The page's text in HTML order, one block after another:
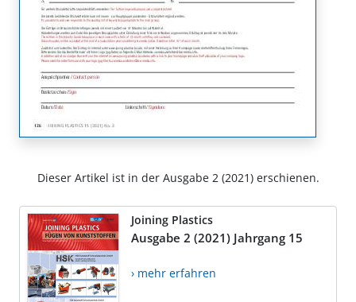
Dieser Artikel ist in der Ausgabe 2 (2021) erschienen.
Joining Plastics
Ausgabe 2 (2021) Jahrgang 15
› mehr erfahren